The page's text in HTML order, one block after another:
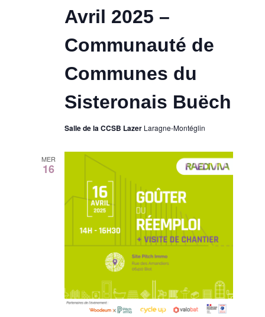
Avril 2025 –
Communauté de
Communes du
Sisteronais Buëch
Salle de la CCSB Lazer Laragne-Montéglin
MER
16